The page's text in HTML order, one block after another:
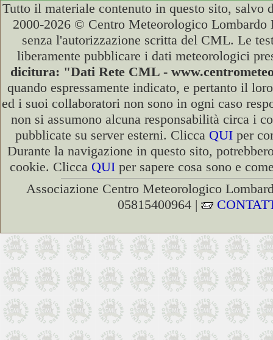
Tutto il materiale contenuto in questo sito, salvo
2000-2026 © Centro Meteorologico
senza l'autorizzazione scritta del CML. Le
liberamente pubblicare i dati meteorologici
dicitura: "Dati Rete CML -
quando espressamente indicato, e pertanto il
ed i suoi collaboratori non sono in ogni caso
non si assumono alcuna responsabilità circa i
pubblicate su server esterni. Clicca QUIper
Durante la navigazione in questo sito,
cookie. Clicca QUI per sapere cosa sono e
Associazione Centro Meteorologico
05815400964 |